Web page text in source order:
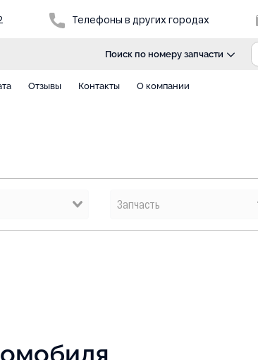
Телефоны в других городах
Поиск по номеру запчасти
Отзывы Контакты О компании